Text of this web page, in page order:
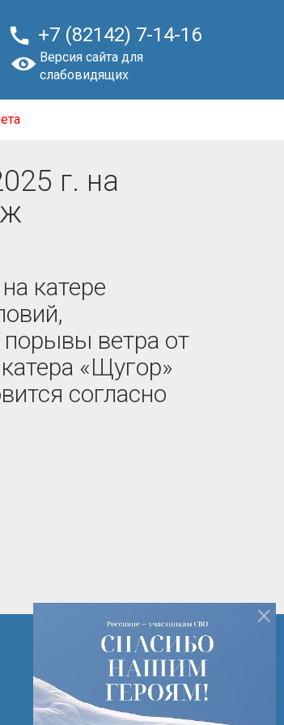
 +7 (82142) 7-14-16
Версия сайта для
слабовидящих
г. на
катере
ветра от
«Щугор»
согласно
+7 (82142) 7-14-16
+7 (82142) 3-28-15
×